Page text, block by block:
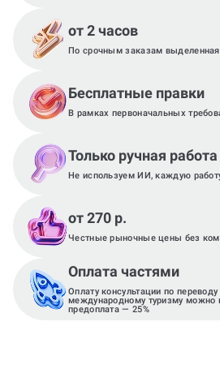
от 2 часов
По срочным заказам выделенная
Бесплатные правки
В рамках первоначальных
Только ручная работа
Не используем ИИ, каждую
от 270 р.
Честные рыночные цены без
Оплата частями
Оплату консультации по переводу
международному туризму можно
предоплата — 25%